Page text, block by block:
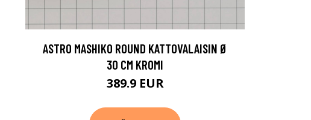
ASTRO MASHIKO ROUND KATTOVALAISIN Ø
30 CM KROMI
389.9 EUR